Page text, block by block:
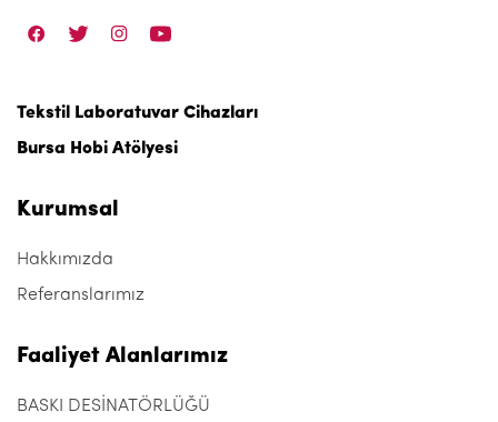
Tekstil Laboratuvar Cihazları
Bursa Hobi Atölyesi
Kurumsal
Hakkımızda
Referanslarımız
Faaliyet Alanlarımız
BASKI DESİNATÖRLÜĞÜ